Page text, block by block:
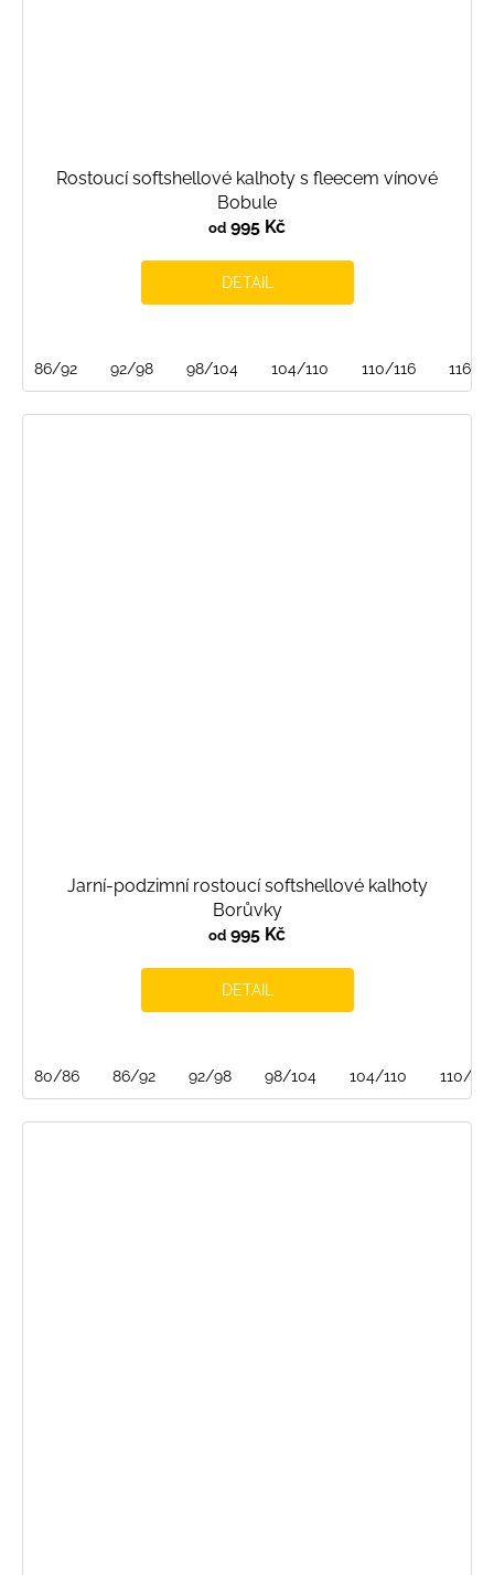
Rostoucí softshellové kalhoty s fleecem vínové
Bobule
od 995 Kč
DETAIL
86/92 92/98 98/104 104/110 110/116 116/
Jarní-podzimní rostoucí softshellové kalhoty
Borůvky
od 995 Kč
DETAIL
80/86 86/92 92/98 98/104 104/110 110/116